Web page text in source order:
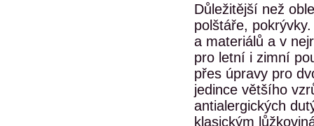
Důležitější než
polštáře,
a materiálů a v
pro letní i zimní
přes úpravy pro
jedince většího
antialergických
klasickým